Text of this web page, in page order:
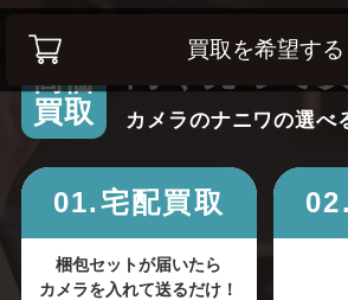
買取を希望する
高価
買取
高く売って
カメラのナニワの選べ
01.宅配買取
梱包セットが届いたら
カメラを入れて送るだけ！